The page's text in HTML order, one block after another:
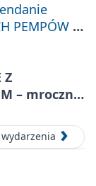
PEMPÓW z
Z
– mroczne